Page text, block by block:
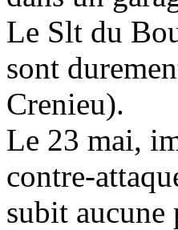
Le Slt du
sont
Crenieu).
Le 23 mai,
contre-
subit aucune